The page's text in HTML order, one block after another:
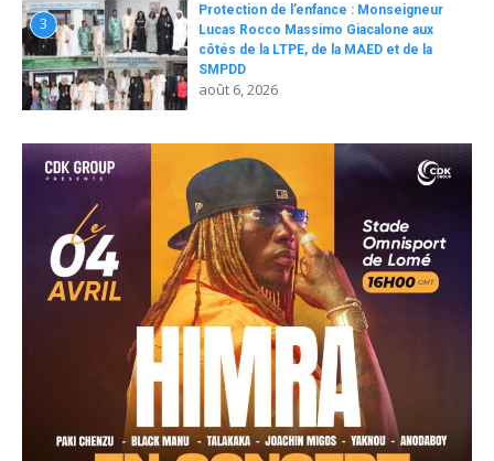
3
Protection de l’enfance : Monseigneur
Lucas Rocco Massimo Giacalone aux
côtés de la LTPE, de la MAED et de la
SMPDD
août 6, 2026